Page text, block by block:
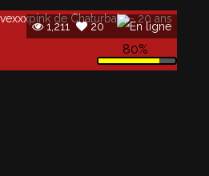
1,211 20
80%